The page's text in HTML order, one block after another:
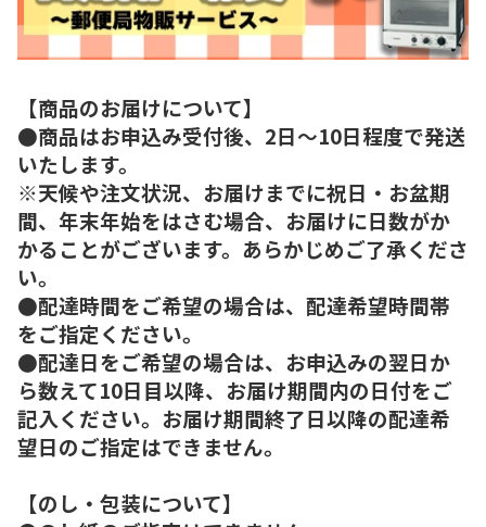
【商品のお届けについて】
●商品はお申込み受付後、2日～10日程度で発送
いたします。
※天候や注文状況、お届けまでに祝日・お盆期
間、年末年始をはさむ場合、お届けに日数がか
かることがございます。あらかじめご了承くださ
い。
●配達時間をご希望の場合は、配達希望時間帯
をご指定ください。
●配達日をご希望の場合は、お申込みの翌日か
ら数えて10日目以降、お届け期間内の日付をご
記入ください。お届け期間終了日以降の配達希
望日のご指定はできません。
【のし・包装について】